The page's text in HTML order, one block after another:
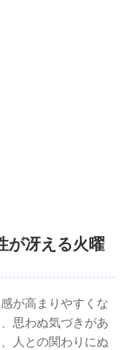
が冴える火曜
が高まりやすくな
思わぬ気づきがあ
人との関わりにぬ